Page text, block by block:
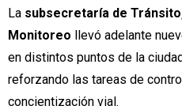
La subsecretaría de
Monitoreo llevó adelante
en distintos puntos de la
reforzando las tareas de
concientización vial.